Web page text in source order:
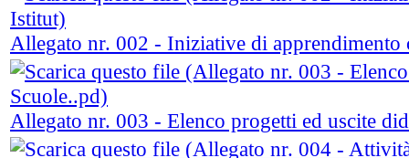
Allegato nr. 002 - Iniziative di
Allegato nr. 003 - Elenco progetti ed uscite